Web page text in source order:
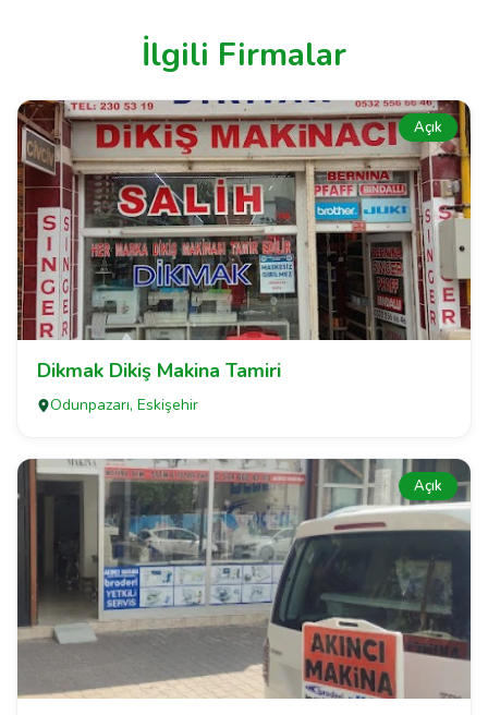
İlgili Firmalar
Açık
Dikmak Dikiş Makina Tamiri
Odunpazarı, Eskişehir
Açık